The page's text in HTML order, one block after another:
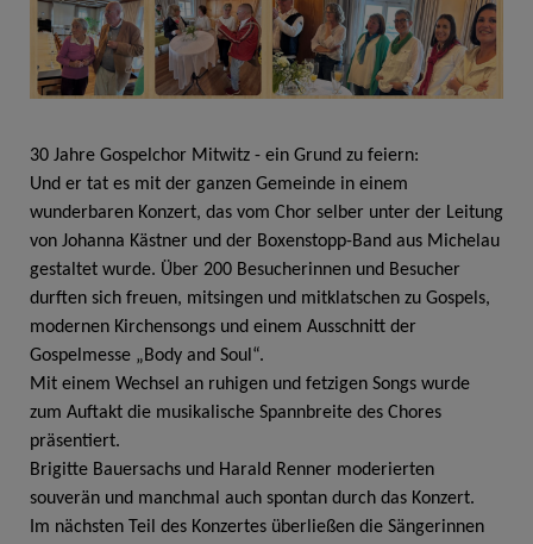
30 Jahre Gospelchor Mitwitz - ein Grund zu feiern:
Und er tat es mit der ganzen Gemeinde in einem
wunderbaren Konzert, das vom Chor selber unter der Leitung
von Johanna Kästner und der Boxenstopp-Band aus Michelau
gestaltet wurde. Über 200 Besucherinnen und Besucher
durften sich freuen, mitsingen und mitklatschen zu Gospels,
modernen Kirchensongs und einem Ausschnitt der
Gospelmesse „Body and Soul“.
Mit einem Wechsel an ruhigen und fetzigen Songs wurde
zum Auftakt die musikalische Spannbreite des Chores
präsentiert.
Brigitte Bauersachs und Harald Renner moderierten
souverän und manchmal auch spontan durch das Konzert.
Im nächsten Teil des Konzertes überließen die Sängerinnen